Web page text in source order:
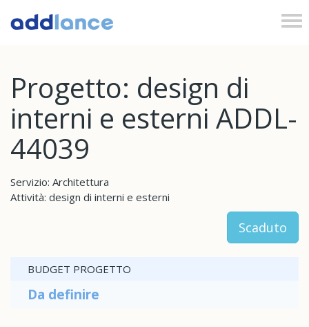
Progetto: design di
interni e esterni ADDL-
44039
Servizio: Architettura
Attività: design di interni e esterni
Scaduto
BUDGET PROGETTO
Da definire